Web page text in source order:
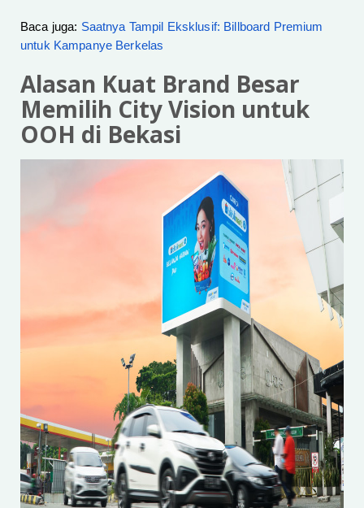
Baca juga: Saatnya Tampil Eksklusif: Billboard Premium
untuk Kampanye Berkelas
Alasan Kuat Brand Besar
Memilih City Vision untuk
OOH di Bekasi